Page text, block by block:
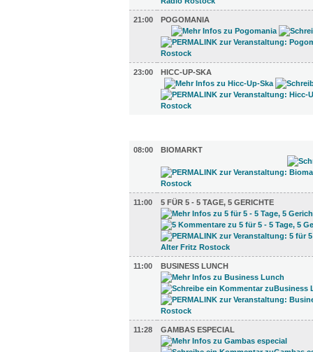
21:00 POGOMANIA
23:00 HICC-UP-SKA
08:00
BIOMARKT
11:00 5 FÜR 5 - 5 TAGE, 5 GERICHTE
11:00 BUSINESS LUNCH
11:28 GAMBAS ESPECIAL